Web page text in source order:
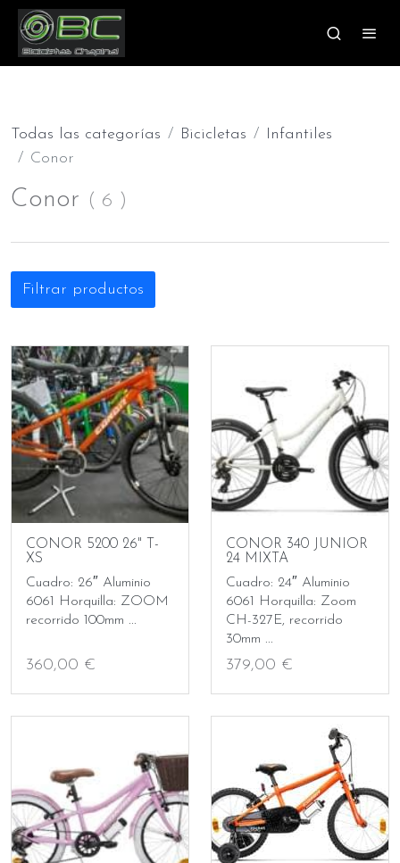
Todas las categorías Bicicletas
Infantiles
Conor
Conor ( 6 )
Filtrar productos
CONOR 5200 26" T-
XS
Cuadro: 26″ Aluminio
6061 Horquilla: ZOOM
recorrido 100mm ...
360,00 €
CONOR 340 JUNIOR
24 MIXTA
Cuadro: 24″ Aluminio
6061 Horquilla: Zoom
CH-327E, recorrido
30mm ...
379,00 €